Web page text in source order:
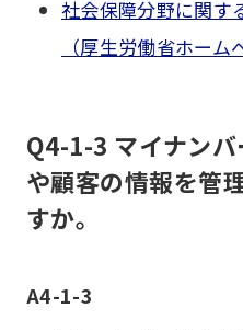
社会保障分野に関す
（厚生労働省ホーム
Q4-1-3 マイナン
や顧客の情報を管
すか。
A4-1-3